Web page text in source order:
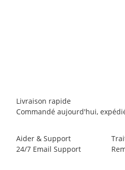
Livraison rapide
Commandé aujourd'hui,
Aider & Support
24/7 Email Support